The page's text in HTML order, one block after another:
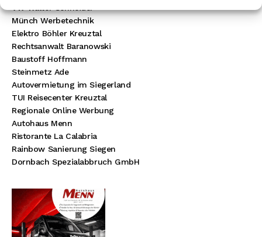
Münch Werbetechnik
Elektro Böhler Kreuztal
Rechtsanwalt Baranowski
Baustoff Hoffmann
Steinmetz Ade
Autovermietung im Siegerland
TUI Reisecenter Kreuztal
Regionale Online Werbung
Autohaus Menn
Ristorante La Calabria
Rainbow Sanierung Siegen
Dornbach Spezialabbruch GmbH